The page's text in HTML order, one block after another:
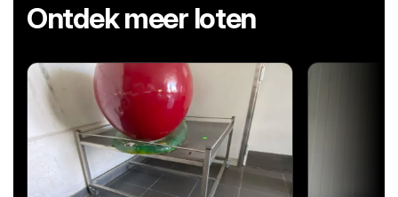
Ontdek meer loten